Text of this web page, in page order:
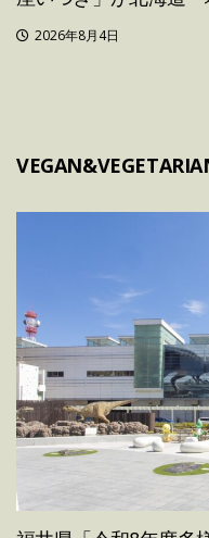
2026年8月4日